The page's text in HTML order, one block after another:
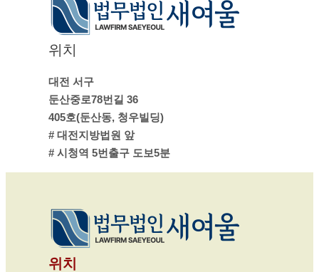
위치
대전 서구
둔산중로78번길 36
405호(둔산동, 청우빌딩)
# 대전지방법원 앞
# 시청역 5번출구 도보5분
위치